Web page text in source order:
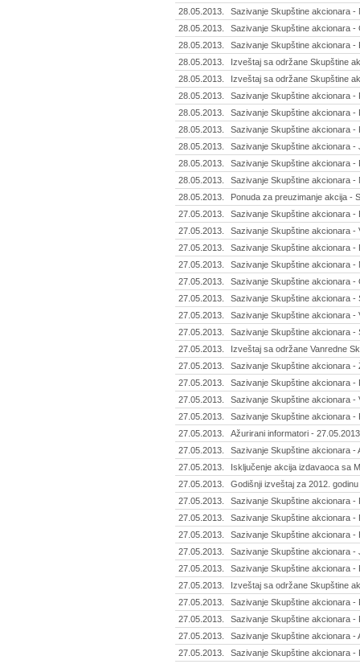
28.05.2013.
Sazivanje Skupštine akcionara -
28.05.2013.
Sazivanje Skupštine akcionara -
28.05.2013.
Sazivanje Skupštine akcionara -
28.05.2013.
Izveštaj sa održane Skupštine
28.05.2013.
Izveštaj sa održane Skupštine
28.05.2013.
Sazivanje Skupštine akcionara -
28.05.2013.
Sazivanje Skupštine akcionara -
28.05.2013.
Sazivanje Skupštine akcionara -
28.05.2013.
Sazivanje Skupštine akcionara -
28.05.2013.
Sazivanje Skupštine akcionara -
28.05.2013.
Sazivanje Skupštine akcionara -
28.05.2013.
Ponuda za preuzimanje akcija -
27.05.2013.
Sazivanje Skupštine akcionara -
27.05.2013.
Sazivanje Skupštine akcionara -
27.05.2013.
Sazivanje Skupštine akcionara -
27.05.2013.
Sazivanje Skupštine akcionara -
27.05.2013.
Sazivanje Skupštine akcionara -
27.05.2013.
Sazivanje Skupštine akcionara -
27.05.2013.
Sazivanje Skupštine akcionara -
27.05.2013.
Sazivanje Skupštine akcionara -
27.05.2013.
Izveštaj sa održane Vanredne
27.05.2013.
Sazivanje Skupštine akcionara -
27.05.2013.
Sazivanje Skupštine akcionara -
27.05.2013.
Sazivanje Skupštine akcionara -
27.05.2013.
Sazivanje Skupštine akcionara -
27.05.2013.
Ažurirani informatori - 27.05.2013
27.05.2013.
Sazivanje Skupštine akcionara -
27.05.2013.
Isključenje akcija izdavaoca sa
27.05.2013.
Godišnji izveštaj za 2012.
27.05.2013.
Sazivanje Skupštine akcionara -
27.05.2013.
Sazivanje Skupštine akcionara -
27.05.2013.
Sazivanje Skupštine akcionara -
27.05.2013.
Sazivanje Skupštine akcionara
27.05.2013.
Sazivanje Skupštine akcionara -
27.05.2013.
Izveštaj sa održane Skupštine
27.05.2013.
Sazivanje Skupštine akcionara
27.05.2013.
Sazivanje Skupštine akcionara -
27.05.2013.
Sazivanje Skupštine akcionara -
27.05.2013.
Sazivanje Skupštine akcionara -